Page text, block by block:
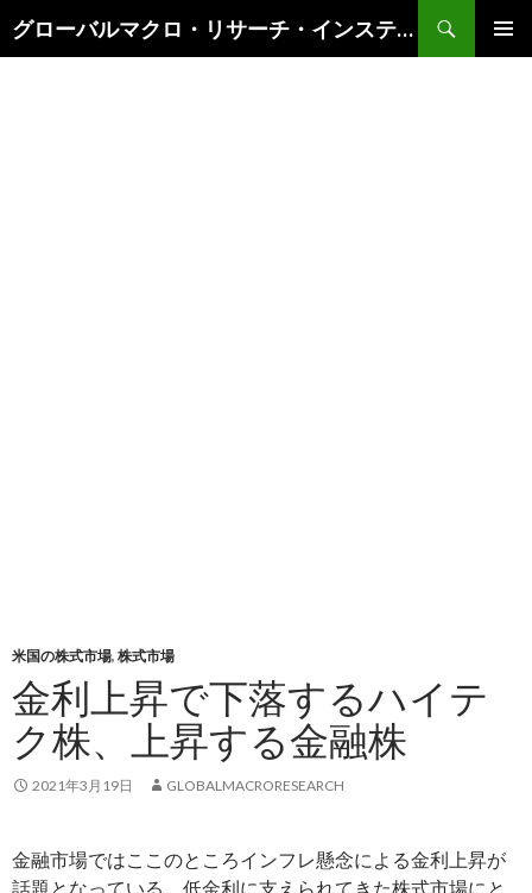
グローバルマクロ・リサーチ・インスティテュート
索
米国の株式市場, 株式市場
金利上昇で下落するハイテ
ク株、上昇する金融株
2021年3月19日 GLOBALMACRORESEARCH
金融市場ではここのところインフレ懸念による金利上昇が
話題となっている。低金利に支えられてきた株式市場にと